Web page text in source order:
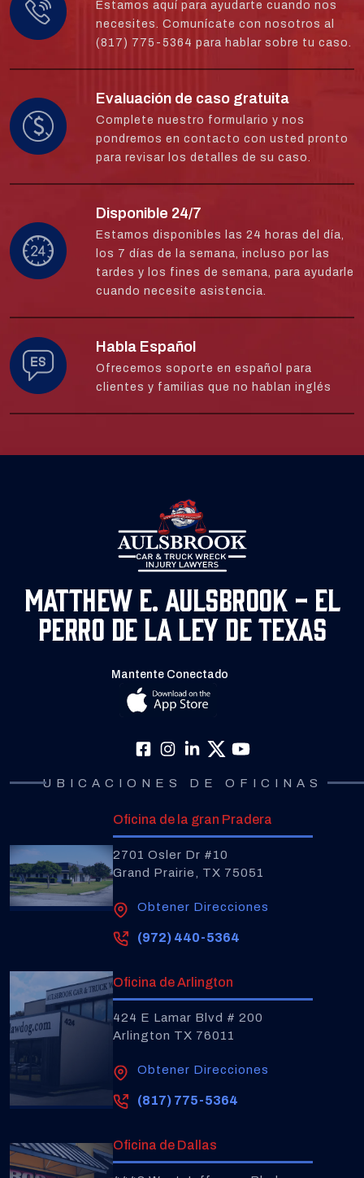
Estamos aquí para ayudarte cuando nos
necesites. Comunícate con nosotros al
(817) 775-5364 para hablar sobre tu caso.
Evaluación de caso gratuita
Complete nuestro formulario y nos
pondremos en contacto con usted pronto
para revisar los detalles de su caso.
Disponible 24/7
Estamos disponibles las 24 horas del día,
los 7 días de la semana, incluso por las
tardes y los fines de semana, para ayudarle
cuando necesite asistencia.
Habla Español
Ofrecemos soporte en español para
clientes y familias que no hablan inglés
Matthew E. Aulsbrook - El
Perro de la Ley de Texas
Mantente Conectado
UBICACIONES DE OFICINAS
Oficina de la gran Pradera
2701 Osler Dr #10
Grand Prairie, TX 75051
Obtener Direcciones
(972) 440-5364
Oficina de Arlington
424 E Lamar Blvd # 200
Arlington TX 76011
Obtener Direcciones
(817) 775-5364
Oficina de Dallas